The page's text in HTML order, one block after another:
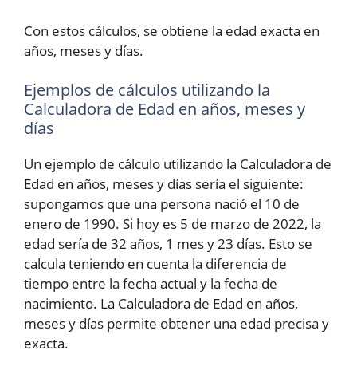
Con estos cálculos, se obtiene la edad exacta en
años, meses y días.
Ejemplos de cálculos utilizando la
Calculadora de Edad en años, meses y
días
Un ejemplo de cálculo utilizando la Calculadora de
Edad en años, meses y días sería el siguiente:
supongamos que una persona nació el 10 de
enero de 1990. Si hoy es 5 de marzo de 2022, la
edad sería de 32 años, 1 mes y 23 días. Esto se
calcula teniendo en cuenta la diferencia de
tiempo entre la fecha actual y la fecha de
nacimiento. La Calculadora de Edad en años,
meses y días permite obtener una edad precisa y
exacta.